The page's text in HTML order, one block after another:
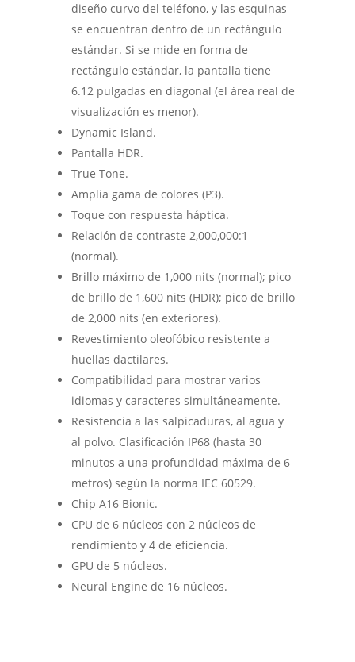
diseño curvo del teléfono, y las esquinas
se encuentran dentro de un rectángulo
estándar. Si se mide en forma de
rectángulo estándar, la pantalla tiene
6.12 pulgadas en diagonal (el área real de
visualización es menor).
Dynamic Island.
Pantalla HDR.
True Tone.
Amplia gama de colores (P3).
Toque con respuesta háptica.
Relación de contraste 2,000,000:1
(normal).
Brillo máximo de 1,000 nits (normal); pico
de brillo de 1,600 nits (HDR); pico de brillo
de 2,000 nits (en exteriores).
Revestimiento oleofóbico resistente a
huellas dactilares.
Compatibilidad para mostrar varios
idiomas y caracteres simultáneamente.
Resistencia a las salpicaduras, al agua y
al polvo. Clasificación IP68 (hasta 30
minutos a una profundidad máxima de 6
metros) según la norma IEC 60529.
Chip A16 Bionic.
CPU de 6 núcleos con 2 núcleos de
rendimiento y 4 de eficiencia.
GPU de 5 núcleos.
Neural Engine de 16 núcleos.